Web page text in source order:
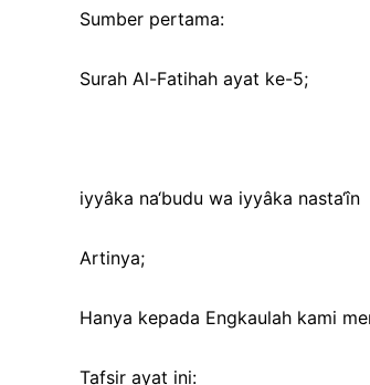
Sumber pertama:
Surah Al-Fatihah ayat ke-5;
iyyâka na‘budu wa iyyâka nasta‘în
Artinya;
Hanya kepada Engkaulah kami
Tafsir ayat ini: